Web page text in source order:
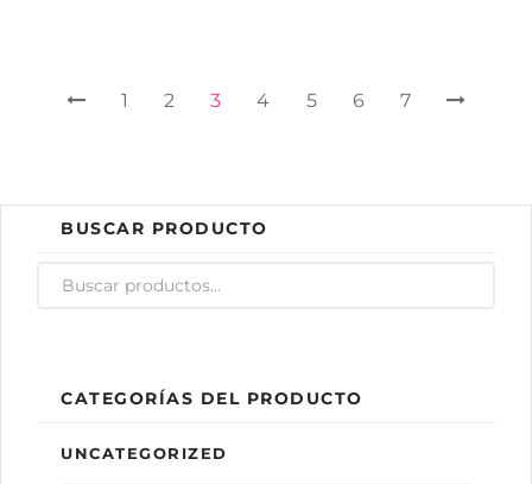
1 2 3 4 5 6 7
BUSCAR PRODUCTO
CATEGORÍAS DEL PRODUCTO
UNCATEGORIZED